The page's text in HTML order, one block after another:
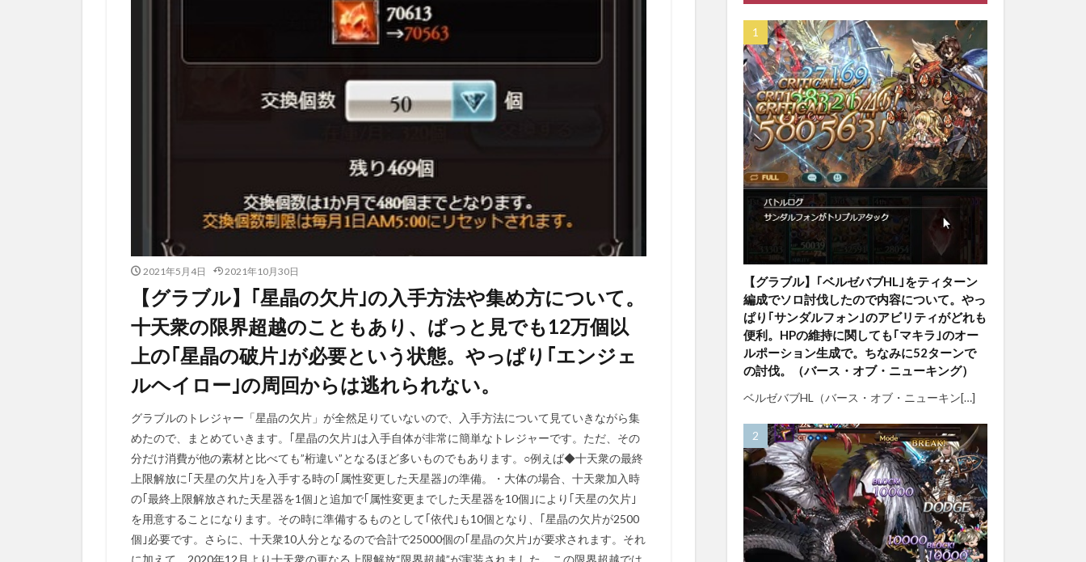
2021年5月4日 2021年10月30日
【グラブル】｢星晶の欠片｣の入手方法や集め方について。
十天衆の限界超越のこともあり、ぱっと見でも12万個以
上の｢星晶の破片｣が必要という状態。やっぱり｢エンジェ
ルヘイロー｣の周回からは逃れられない。
グラブルのトレジャー「星晶の欠片」が全然足りていないので、入手方法について見ていきながら集
めたので、まとめていきます。｢星晶の欠片｣は入手自体が非常に簡単なトレジャーです。ただ、その
分だけ消費が他の素材と比べても”桁違い”となるほど多いものでもあります。○例えば◆十天衆の最終
上限解放に｢天星の欠片｣を入手する時の｢属性変更した天星器｣の準備。・大体の場合、十天衆加入時
の｢最終上限解放された天星器を1個｣と追加で｢属性変更までした天星器を10個｣により｢天星の欠片｣
を用意することになります。その時に準備するものとして｢依代｣も10個となり、｢星晶の欠片が2500
個｣必要です。さらに、十天衆10人分となるので合計で25000個の｢星晶の欠片｣が要求されます。それ
に加えて、2020年12月より十天衆の更なる上限解放“限界超越”が実装されました。この限界超越では
【グラブル】｢ベルゼバブHL｣をティターン
編成でソロ討伐したので内容について。やっ
ぱり｢サンダルフォン｣のアビリティがどれも
便利。HPの維持に関しても｢マキラ｣のオー
ルポーション生成で。ちなみに52ターンで
の討伐。（バース・オブ・ニューキング）
ベルゼバブHL（バース・オブ・ニューキン[…]